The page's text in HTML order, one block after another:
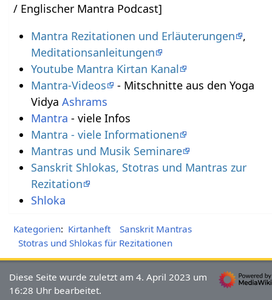
/ Englischer Mantra Podcast]
Mantra Rezitationen und Erläuterungen
,
Meditationsanleitungen
Youtube Mantra Kirtan Kanal
Mantra-Videos
- Mitschnitte aus den Yoga
Vidya Ashrams
Mantra - viele Infos
Mantra - viele Informationen
Mantras und Musik Seminare
Sanskrit Shlokas, Stotras und Mantras zur
Rezitation
Shloka
Kategorien: Kirtanheft
Sanskrit Mantras
Stotras und Shlokas für Rezitationen
Diese Seite wurde zuletzt am 4. April 2023 um
16:28 Uhr bearbeitet.